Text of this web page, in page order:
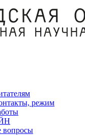
режим
вопросы